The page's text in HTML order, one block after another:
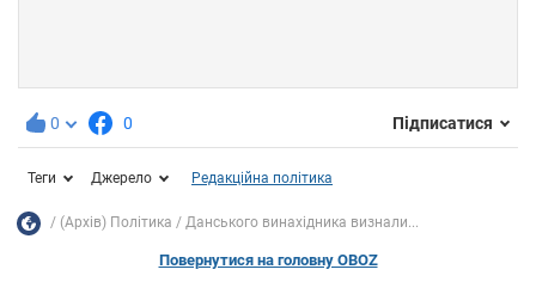
0 0 Підписатися
Теги Джерело Редакційна політика
(Архів) Політика Данського винахідника визнали...
Повернутися на головну OBOZ